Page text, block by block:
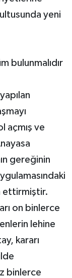
yeni
bulunmalıdır
açmış ve
gereğinin
ettirmiştir.
on binlerce
lehine
kararı
binlerce